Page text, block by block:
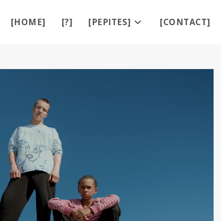
[HOME] [?] [PEPITES] [CONTACT]